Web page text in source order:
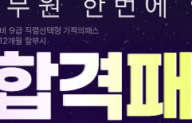
9급 직렬선택형 기적의패스
개월 할부시